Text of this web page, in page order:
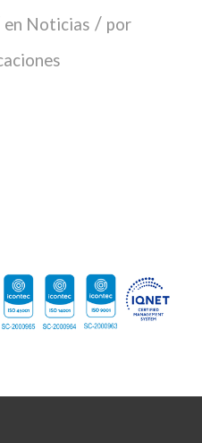
en Noticias / por